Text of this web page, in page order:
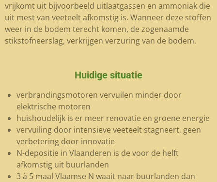
vrijkomt uit bijvoorbeeld uitlaatgassen en ammoniak die
uit mest van veeteelt afkomstig is. Wanneer deze stoffen
weer in de bodem terecht komen, de zogenaamde
stikstofneerslag, verkrijgen verzuring van de bodem.
Huidige situatie
verbrandingsmotoren vervuilen minder door
elektrische motoren
huishoudelijk is er meer renovatie en groene energie
vervuiling door intensieve veeteelt stagneert, geen
verbetering door innovatie
N-depositie in Vlaanderen is de voor de helft
afkomstig uit buurlanden
3 à 5 maal Vlaamse N waait naar buurlanden dan